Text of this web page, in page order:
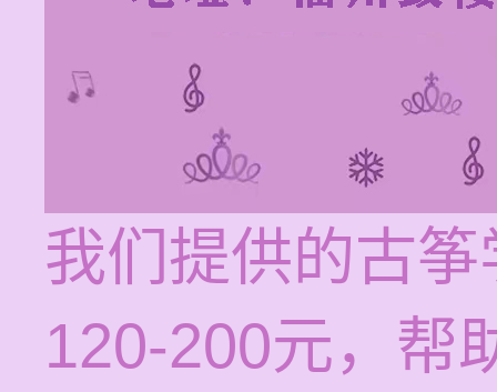
我们提供的古
120-200元，帮